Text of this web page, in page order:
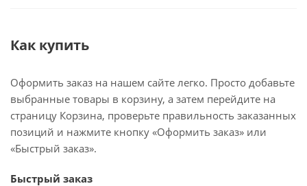
Как купить
Оформить заказ на нашем сайте легко. Просто добавьте
выбранные товары в корзину, а затем перейдите на
страницу Корзина, проверьте правильность заказанных
позиций и нажмите кнопку «Оформить заказ» или
«Быстрый заказ».
Быстрый заказ